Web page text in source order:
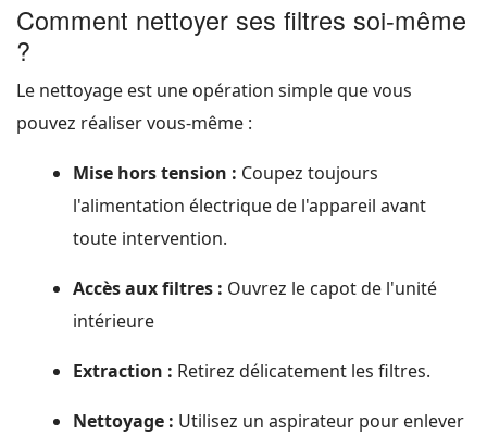
Comment nettoyer ses filtres soi-même
?
Le nettoyage est une opération simple que vous
pouvez réaliser vous-même :
Mise hors tension : Coupez toujours
l'alimentation électrique de l'appareil avant
toute intervention.
Accès aux filtres : Ouvrez le capot de l'unité
intérieure
Extraction : Retirez délicatement les filtres.
Nettoyage : Utilisez un aspirateur pour enlever